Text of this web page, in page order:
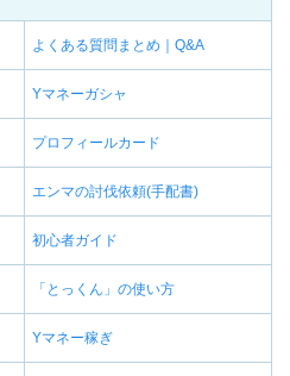
よくある質問まとめ｜Q&A
Yマネーガシャ
プロフィールカード
エンマの討伐依頼(手配書)
初心者ガイド
「とっくん」の使い方
Yマネー稼ぎ